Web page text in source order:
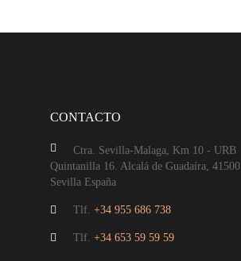
CONTACTO
Ctra. Sevilla-Malaga, Km 10 - URB
Quintanilla 16. Alcalá de Guadaíra, 41500
Sevilla España
Tlf. +34 955 686 738
Tlf. +34 653 59 59 59